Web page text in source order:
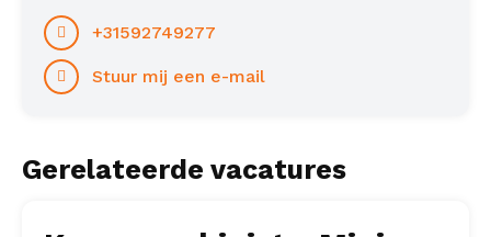
+31592749277
Stuur mij een e-mail
Gerelateerde vacatures